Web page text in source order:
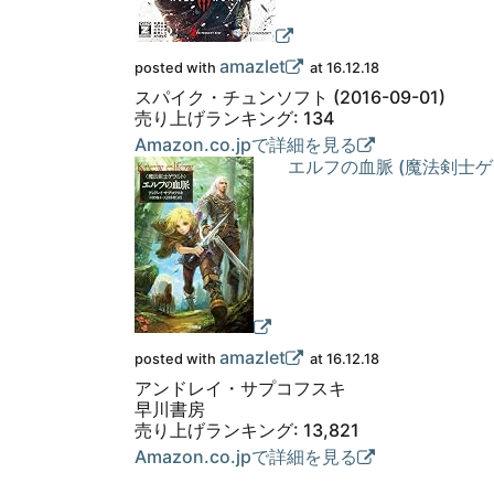
posted with amazlet at 16.12.18
スパイク・チュンソフト (2016-09-01)
売り上げランキング: 134
Amazon.co.jpで詳細を見る
エルフの血脈 (魔法剣士
posted with amazlet at 16.12.18
アンドレイ・サプコフスキ
早川書房
売り上げランキング: 13,821
Amazon.co.jpで詳細を見る